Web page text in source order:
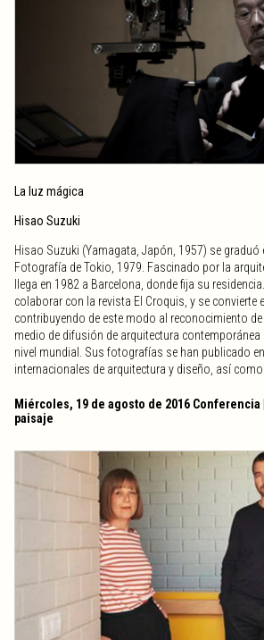
La luz mágica
Hisao Suzuki
Hisao Suzuki (Yamagata, Japón, 1957) se graduó
Fotografía de Tokio, 1979. Fascinado por la
llega en 1982 a Barcelona, donde fija su
colaborar con la revista El Croquis, y se convierte
contribuyendo de este modo al reconocimiento
medio de difusión de arquitectura
nivel mundial. Sus fotografías se han publicado
internacionales de arquitectura y diseño, así
Miércoles, 19 de agosto de 2016
paisaje